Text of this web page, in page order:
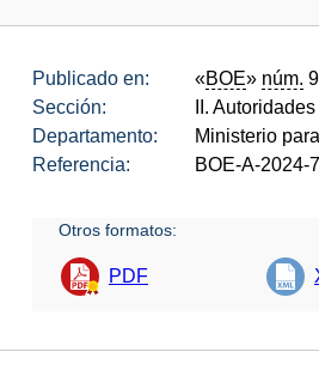
Publicado en: «BOE» núm.
Sección:
II.
Departamento:
Ministerio
Referencia:
BOE-A-2024-
Otros formatos:
PDF